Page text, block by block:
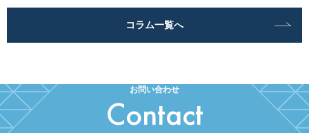
コラム一覧へ
お問い合わせ
Contact